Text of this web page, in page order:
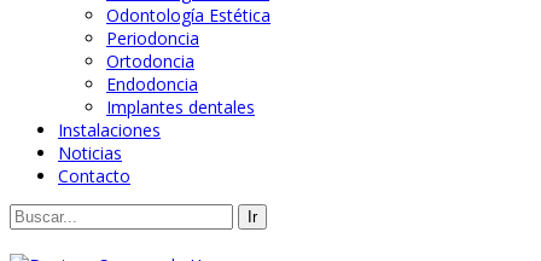
Odontología Estética
Periodoncia
Ortodoncia
Endodoncia
Implantes dentales
Instalaciones
Noticias
Contacto